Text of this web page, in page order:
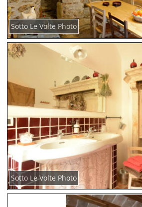
Sotto Le Volte Photo
Sotto Le Volte Photo